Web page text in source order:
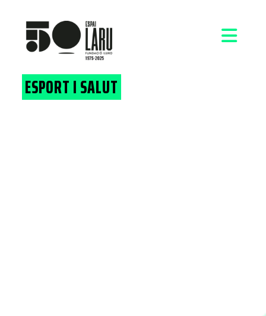
ESPORT I SALUT